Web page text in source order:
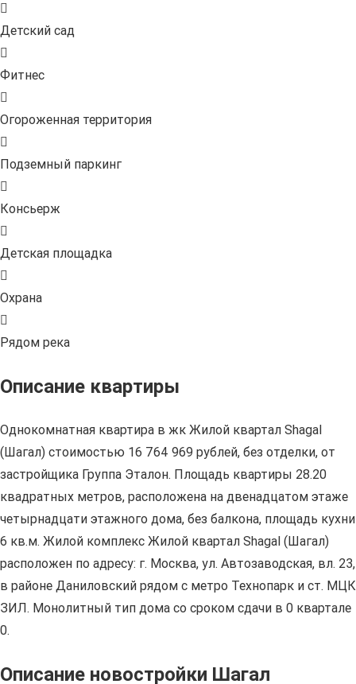
Детский сад
Фитнес
Огороженная территория
Подземный паркинг
Консьерж
Детская площадка
Охрана
Рядом река
Описание квартиры
Однокомнатная квартира в жк Жилой квартал Shagal
(Шагал) стоимостью 16 764 969 рублей, без отделки, от
застройщика Группа Эталон. Площадь квартиры 28.20
квадратных метров, расположена на двенадцатом этаже
четырнадцати этажного дома, без балкона, площадь кухни
6 кв.м. Жилой комплекс Жилой квартал Shagal (Шагал)
расположен по адресу: г. Москва, ул. Автозаводская, вл. 23,
в районе Даниловский рядом с метро Технопарк и ст. МЦК
ЗИЛ. Монолитный тип дома со сроком сдачи в 0 квартале
0.
Описание новостройки Шагал